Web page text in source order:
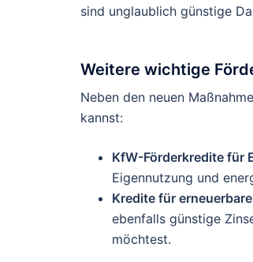
sind unglaublich günstige
Weitere wichtige
Neben den neuen
kannst:
KfW-Förderkredite für
Eigennutzung und
Kredite für
ebenfalls günstige
möchtest.